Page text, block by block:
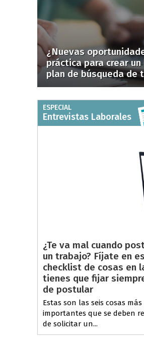
¿Nuevas
práctica para crear un
plan de búsqueda de
ESPECIAL
Entrevistas Laborales
¿Te va mal cuando
un trabajo? Fíjate en
checklist de cosas en
tienes que fijar
de postular
Estas son las seis cosas más
importantes que se deben
de solicitar un...